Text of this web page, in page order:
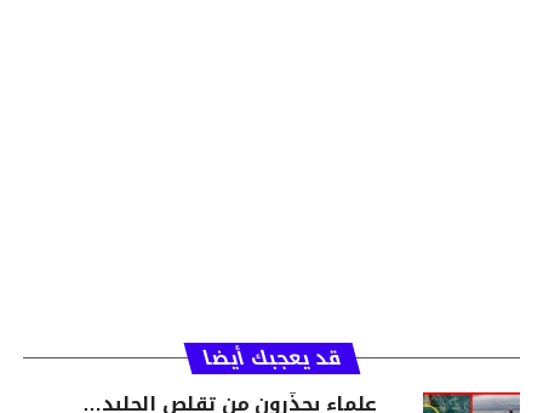
قد يعجبك أيضا
علماء يحذّرون من تقلص الجليد…